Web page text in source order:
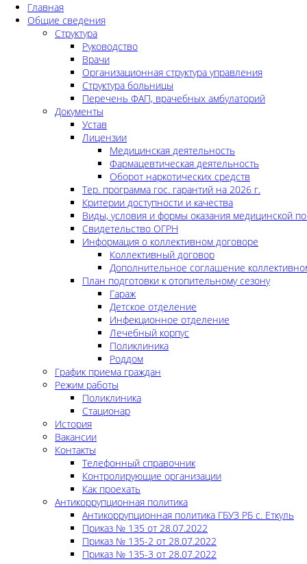
Главная
Общие сведения
Структура
Руководство
Врачи
Организационная структура управления
Структура больницы
Перечень ФАП, врачебных амбулаторий
Документы
Устав
Лицензии
Медицинская деятельность
Фармацевтическая деятельность
Оборот наркотических средств
Тер. программа гос. гарантий на 2026 г.
Критерии доступности и качества
Виды, условия и формы оказания медицинской
Свидетельство ОГРН
Информация о коллективном договоре
Коллективный договор
Дополнительное соглашение
План подготовки к отопительному сезону
Гараж
Детское отделение
Инфекционное отделение
Лечебный корпус
Поликлиника
Роддом
График приема граждан
Режим работы
Поликлиника
Стационар
История
Вакансии
Контакты
Телефонный справочник
Контролирующие организации
Как проехать
Антикоррупционная политика
Антикоррупционная политика ГБУЗ РБ с. Еткуль
Приказ № 135 от 28.07.2022
Приказ № 135-2 от 28.07.2022
Приказ № 135-3 от 28.07.2022